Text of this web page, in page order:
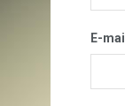
E-mail